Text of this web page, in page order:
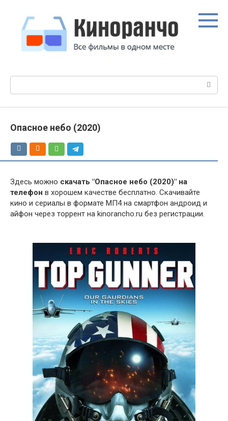
контенту
Опасное небо (2020)
Здесь можно скачать "Опасное небо (2020)" на
телефон в хорошем качестве бесплатно. Скачивайте
кино и сериалы в формате МП4 на смартфон андроид и
айфон через торрент на kinorancho.ru без регистрации.